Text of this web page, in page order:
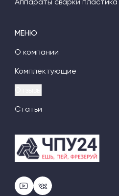
МЕНЮ
О компании
Комплектующие
Статьи